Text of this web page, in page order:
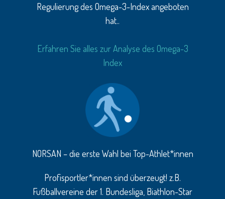
Regulierung des Omega-3-Index angeboten
hat..
Erfahren Sie alles zur Analyse des Omega-3
Index
NORSAN – die erste Wahl bei Top-Athlet*innen
Profisportler*innen sind überzeugt! z.B.
Fußballvereine der 1. Bundesliga, Biathlon-Star